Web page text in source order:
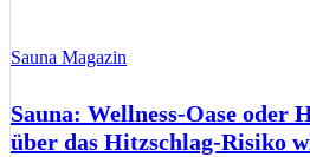
Sauna Magazin
Sauna: Wellness-Oase oder
über das Hitzschlag-Risiko